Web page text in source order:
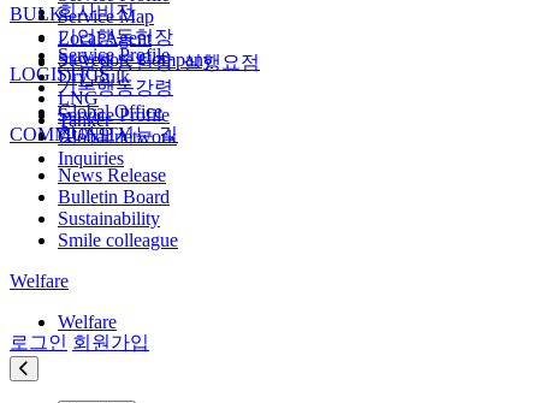
회사비전
기업행동헌장
기업행동헌장_실행요점
기본행동강령
Global Office
찾아오시는 길
Service Map
Local Agent
Stevedore Company
BULK
Service Profile
Dry Bulk
LNG
Tanker
LOGISTICS
Service Profile
Global network
Inquiries
COMMUNITY
News Release
Bulletin Board
Sustainability
Smile colleague
Welfare
Welfare
로그인 회원가입